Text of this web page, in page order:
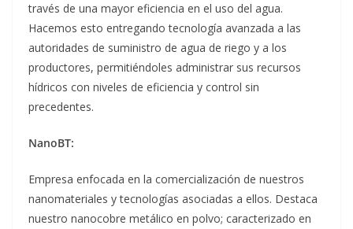
través de una mayor eficiencia en el uso del agua.
Hacemos esto entregando tecnología avanzada a las
autoridades de suministro de agua de riego y a los
productores, permitiéndoles administrar sus recursos
hídricos con niveles de eficiencia y control sin
precedentes.
NanoBT:
Empresa enfocada en la comercialización de nuestros
nanomateriales y tecnologías asociadas a ellos. Destaca
nuestro nanocobre metálico en polvo; caracterizado en